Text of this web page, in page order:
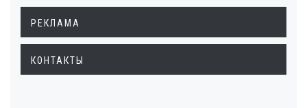
РЕКЛАМА
КОНТАКТЫ